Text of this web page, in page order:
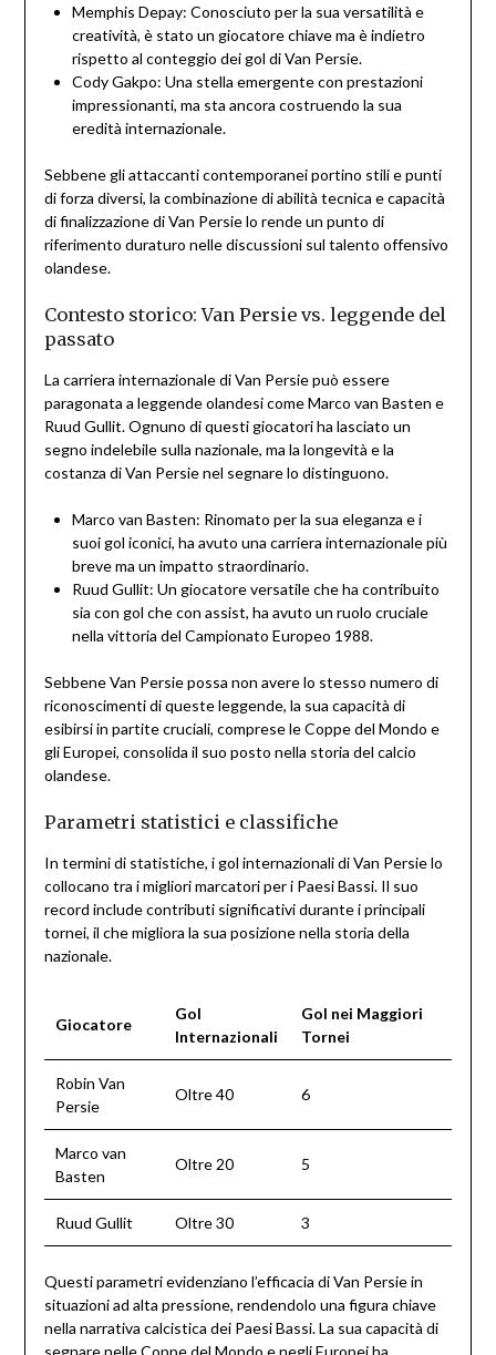
Memphis Depay: Conosciuto per la sua versatilità e
creatività, è stato un giocatore chiave ma è indietro
rispetto al conteggio dei gol di Van Persie.
Cody Gakpo: Una stella emergente con prestazioni
impressionanti, ma sta ancora costruendo la sua
eredità internazionale.
Sebbene gli attaccanti contemporanei portino stili e punti
di forza diversi, la combinazione di abilità tecnica e capacità
di finalizzazione di Van Persie lo rende un punto di
riferimento duraturo nelle discussioni sul talento offensivo
olandese.
Contesto storico: Van Persie vs. leggende del
passato
La carriera internazionale di Van Persie può essere
paragonata a leggende olandesi come Marco van Basten e
Ruud Gullit. Ognuno di questi giocatori ha lasciato un
segno indelebile sulla nazionale, ma la longevità e la
costanza di Van Persie nel segnare lo distinguono.
Marco van Basten: Rinomato per la sua eleganza e i
suoi gol iconici, ha avuto una carriera internazionale più
breve ma un impatto straordinario.
Ruud Gullit: Un giocatore versatile che ha contribuito
sia con gol che con assist, ha avuto un ruolo cruciale
nella vittoria del Campionato Europeo 1988.
Sebbene Van Persie possa non avere lo stesso numero di
riconoscimenti di queste leggende, la sua capacità di
esibirsi in partite cruciali, comprese le Coppe del Mondo e
gli Europei, consolida il suo posto nella storia del calcio
olandese.
Parametri statistici e classifiche
In termini di statistiche, i gol internazionali di Van Persie lo
collocano tra i migliori marcatori per i Paesi Bassi. Il suo
record include contributi significativi durante i principali
tornei, il che migliora la sua posizione nella storia della
nazionale.
Giocatore
Gol
Internazionali
Gol nei Maggiori
Tornei
Robin Van
Persie
Oltre 40 6
Marco van
Basten
Oltre 20 5
Ruud Gullit Oltre 30 3
Questi parametri evidenziano l’efficacia di Van Persie in
situazioni ad alta pressione, rendendolo una figura chiave
nella narrativa calcistica dei Paesi Bassi. La sua capacità di
segnare nelle Coppe del Mondo e negli Europei ha